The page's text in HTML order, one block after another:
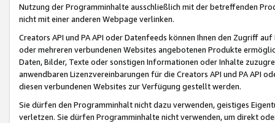
Nutzung der Programminhalte ausschließlich mit der betreffenden
nicht mit einer anderen Webpage verlinken.
Creators API und PA API oder Datenfeeds können Ihnen den Zugriff
oder mehreren verbundenen Websites angebotenen Produkte
Daten, Bilder, Texte oder sonstigen Informationen oder Inhalte
anwendbaren Lizenzvereinbarungen für die Creators API und PA API
diesen verbundenen Websites zur Verfügung gestellt werden.
Sie dürfen den Programminhalt nicht dazu verwenden, geistiges
verletzen. Sie dürfen Programminhalte nicht verwenden, um direkt